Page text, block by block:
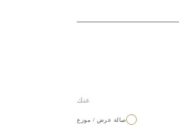
عنك
صالة عرض / موزع